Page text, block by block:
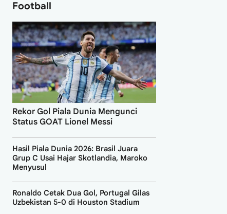
Football
Rekor Gol Piala Dunia Mengunci
Status GOAT Lionel Messi
Hasil Piala Dunia 2026: Brasil Juara
Grup C Usai Hajar Skotlandia, Maroko
Menyusul
Ronaldo Cetak Dua Gol, Portugal Gilas
Uzbekistan 5-0 di Houston Stadium